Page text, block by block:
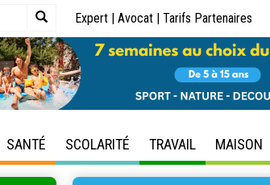
Expert | Avocat | Tarifs Partenaires
SANTÉ SCOLARITÉ TRAVAIL MAISON